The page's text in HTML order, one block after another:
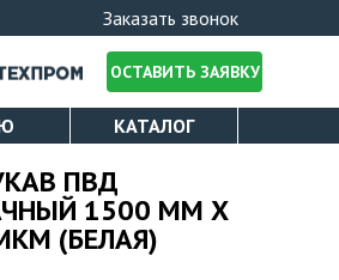
Заказать звонок
О КОМПАНИИ
ЛИЦЕНЗИИ
ОСТАВИТЬ ЗАЯВКУ
КАТАЛОГ
ПЛЕНКА
СКОТЧ
ПВД
1500 ММ Х
(БЕЛАЯ)